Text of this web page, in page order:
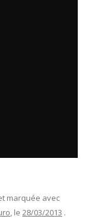
marquée avec
, le 28/03/2013 .